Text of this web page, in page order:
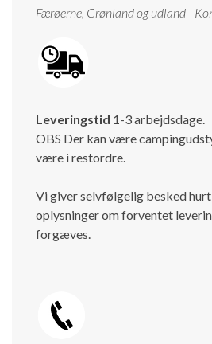
Færøerne, Grønland og udland -
Leveringstid 1-3 arbejdsdage.
OBS Der kan være
være i restordre.
Vi giver selvfølgelig besked
oplysninger om forventet
forgæves.